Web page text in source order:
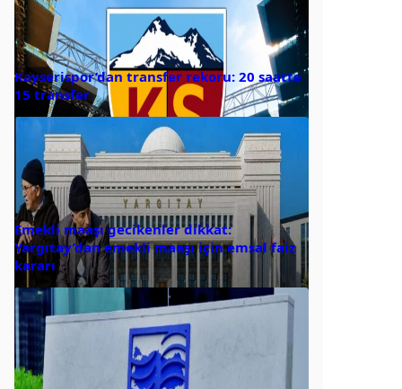
Kayserispor’dan transfer rekoru: 20 saatte
15 transfer
Emekli maaşı gecikenler dikkat:
Yargıtay’dan emekli maaşı için emsal faiz
kararı